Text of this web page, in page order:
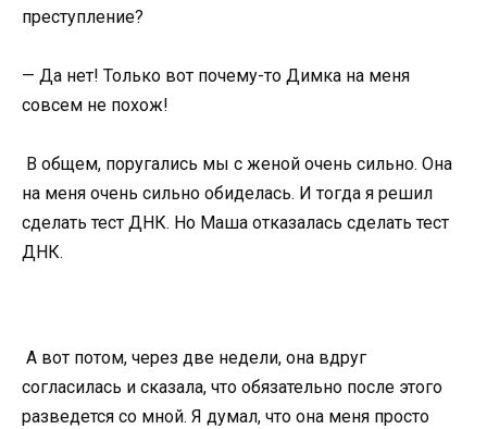
преступление?
— Да нет! Только вот почему-то Димка на меня
совсем не похож!
В общем, поругались мы с женой очень сильно. Она
на меня очень сильно обиделась. И тогда я решил
сделать тест ДНК. Но Маша отказалась сделать тест
ДНК.
А вот потом, через две недели, она вдруг
согласилась и сказала, что обязательно после этого
разведется со мной. Я думал, что она меня просто